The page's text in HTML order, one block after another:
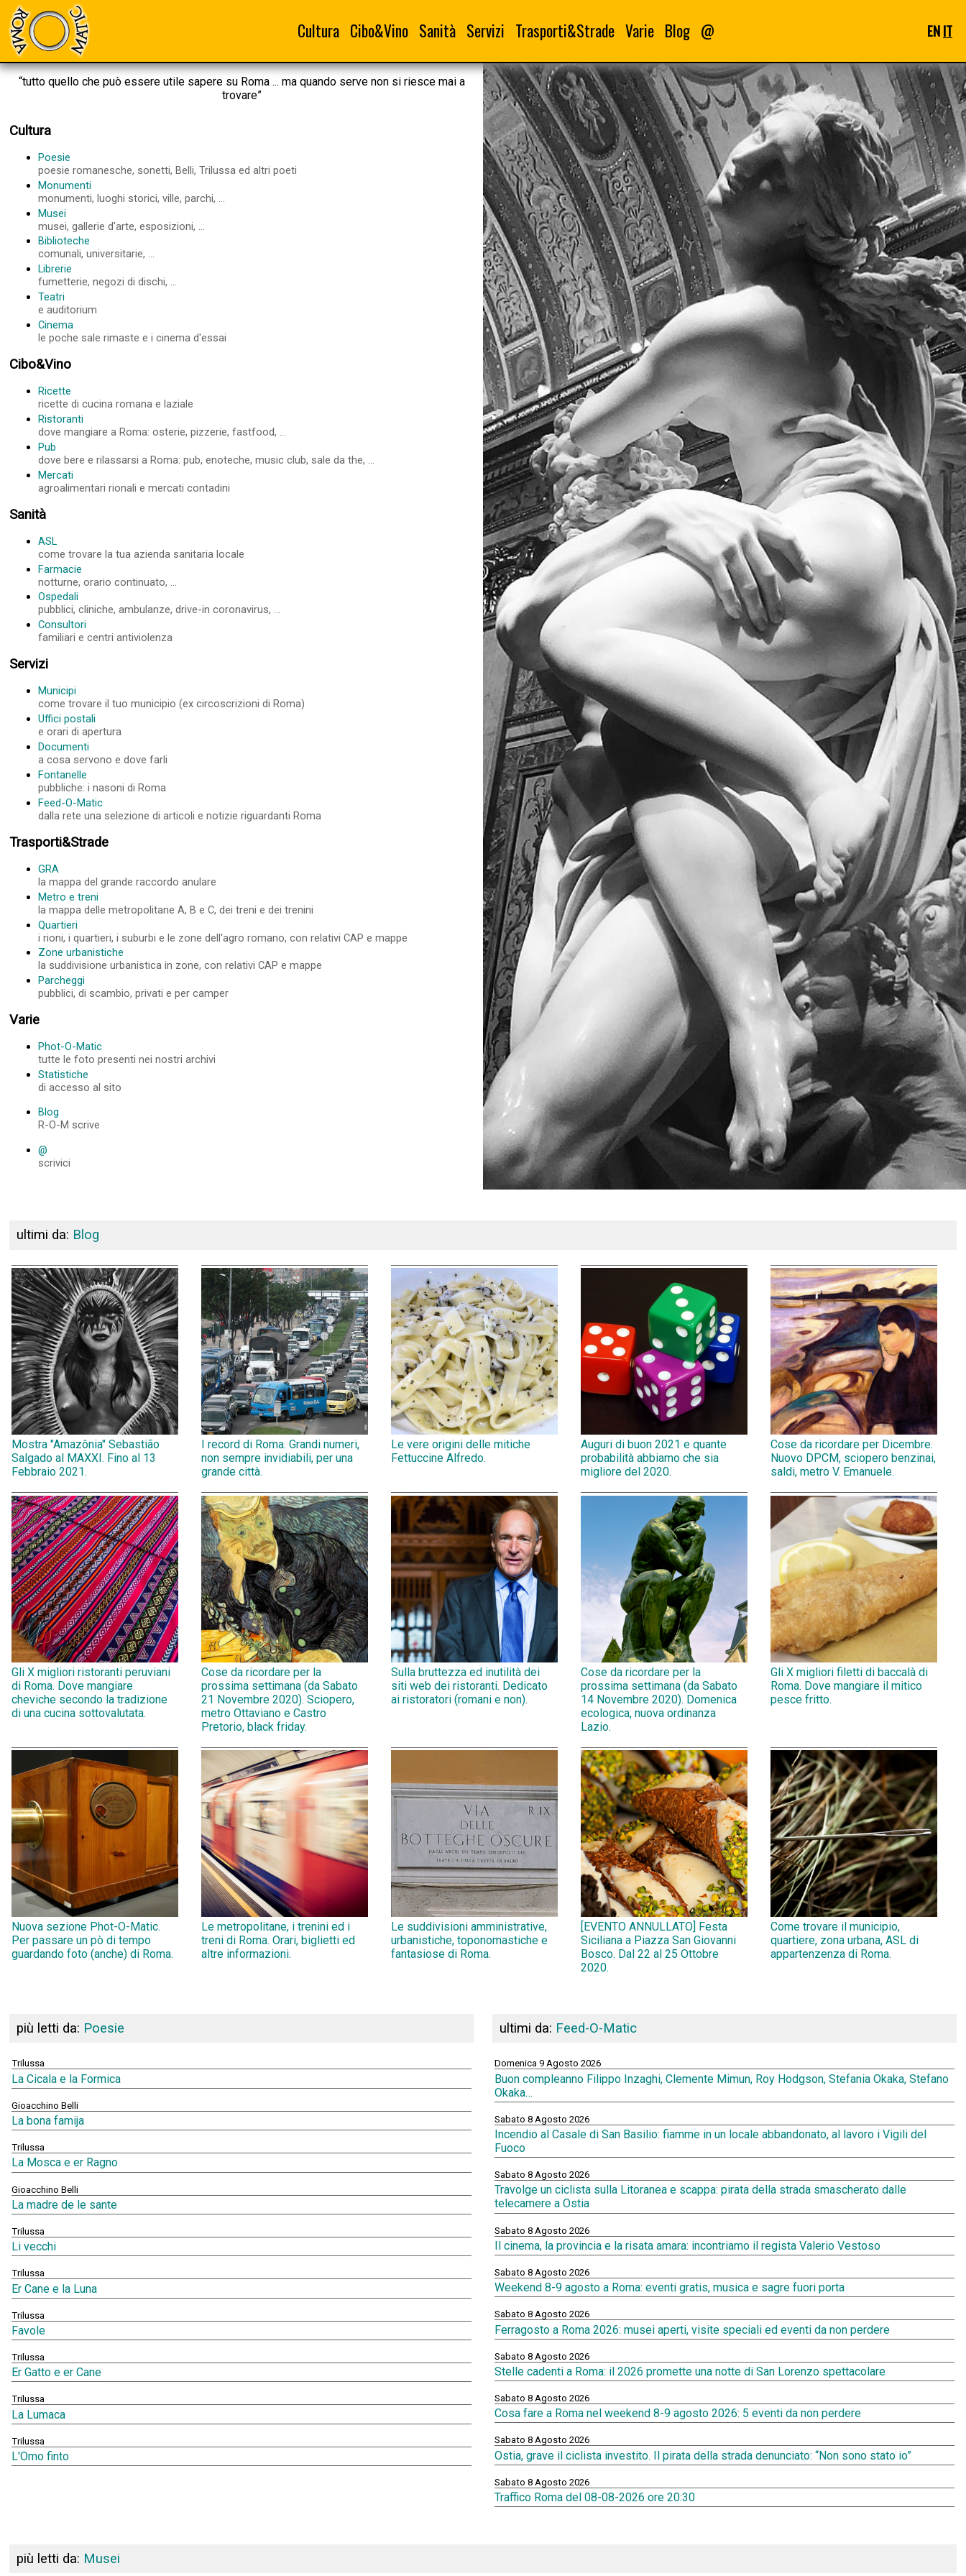
Cultura Cibo&Vino Sanità Servizi Trasporti&Strade Varie Blog @ ENIT
“tutto quello che può essere utile sapere su Roma ... ma quando serve non si riesce mai a
trovare”
Cultura
Poesie
poesie romanesche, sonetti, Belli, Trilussa ed altri poeti
Monumenti
monumenti, luoghi storici, ville, parchi, ...
Musei
musei, gallerie d'arte, esposizioni, ...
Biblioteche
comunali, universitarie, ...
Librerie
fumetterie, negozi di dischi, ...
Teatri
e auditorium
Cinema
le poche sale rimaste e i cinema d'essai
Cibo&Vino
Ricette
ricette di cucina romana e laziale
Ristoranti
dove mangiare a Roma: osterie, pizzerie, fastfood, ...
Pub
dove bere e rilassarsi a Roma: pub, enoteche, music club, sale da the, ...
Mercati
agroalimentari rionali e mercati contadini
Sanità
ASL
come trovare la tua azienda sanitaria locale
Farmacie
notturne, orario continuato, ...
Ospedali
pubblici, cliniche, ambulanze, drive-in coronavirus, ...
Consultori
familiari e centri antiviolenza
Servizi
Municipi
come trovare il tuo municipio (ex circoscrizioni di Roma)
Uffici postali
e orari di apertura
Documenti
a cosa servono e dove farli
Fontanelle
pubbliche: i nasoni di Roma
Feed-O-Matic
dalla rete una selezione di articoli e notizie riguardanti Roma
Trasporti&Strade
GRA
la mappa del grande raccordo anulare
Metro e treni
la mappa delle metropolitane A, B e C, dei treni e dei trenini
Quartieri
i rioni, i quartieri, i suburbi e le zone dell'agro romano, con relativi CAP e mappe
Zone urbanistiche
la suddivisione urbanistica in zone, con relativi CAP e mappe
Parcheggi
pubblici, di scambio, privati e per camper
Varie
Phot-O-Matic
tutte le foto presenti nei nostri archivi
Statistiche
di accesso al sito
Blog
R-O-M scrive
@
scrivici
ultimi da: Blog
Mostra "Amazônia" Sebastião
Salgado al MAXXI. Fino al 13
Febbraio 2021.
I record di Roma. Grandi numeri,
non sempre invidiabili, per una
grande città.
Le vere origini delle mitiche
Fettuccine Alfredo.
Auguri di buon 2021 e quante
probabilità abbiamo che sia
migliore del 2020.
Cose da ricordare per Dicembre.
Nuovo DPCM, sciopero benzinai,
saldi, metro V. Emanuele.
Gli X migliori ristoranti peruviani
di Roma. Dove mangiare
cheviche secondo la tradizione
di una cucina sottovalutata.
Cose da ricordare per la
prossima settimana (da Sabato
21 Novembre 2020). Sciopero,
metro Ottaviano e Castro
Pretorio, black friday.
Sulla bruttezza ed inutilità dei
siti web dei ristoranti. Dedicato
ai ristoratori (romani e non).
Cose da ricordare per la
prossima settimana (da Sabato
14 Novembre 2020). Domenica
ecologica, nuova ordinanza
Lazio.
Gli X migliori filetti di baccalà di
Roma. Dove mangiare il mitico
pesce fritto.
Nuova sezione Phot-O-Matic.
Per passare un pò di tempo
guardando foto (anche) di Roma.
Le metropolitane, i trenini ed i
treni di Roma. Orari, biglietti ed
altre informazioni.
Le suddivisioni amministrative,
urbanistiche, toponomastiche e
fantasiose di Roma.
[EVENTO ANNULLATO] Festa
Siciliana a Piazza San Giovanni
Bosco. Dal 22 al 25 Ottobre
2020.
Come trovare il municipio,
quartiere, zona urbana, ASL di
appartenzenza di Roma.
più letti da: Poesie
Trilussa
La Cicala e la Formica
Gioacchino Belli
La bona famija
Trilussa
La Mosca e er Ragno
Gioacchino Belli
La madre de le sante
Trilussa
Li vecchi
Trilussa
Er Cane e la Luna
Trilussa
Favole
Trilussa
Er Gatto e er Cane
Trilussa
La Lumaca
Trilussa
L'Omo finto
ultimi da: Feed-O-Matic
Domenica 9 Agosto 2026
Buon compleanno Filippo Inzaghi, Clemente Mimun, Roy Hodgson, Stefania Okaka, Stefano
Okaka…
Sabato 8 Agosto 2026
Incendio al Casale di San Basilio: fiamme in un locale abbandonato, al lavoro i Vigili del
Fuoco
Sabato 8 Agosto 2026
Travolge un ciclista sulla Litoranea e scappa: pirata della strada smascherato dalle
telecamere a Ostia
Sabato 8 Agosto 2026
Il cinema, la provincia e la risata amara: incontriamo il regista Valerio Vestoso
Sabato 8 Agosto 2026
Weekend 8-9 agosto a Roma: eventi gratis, musica e sagre fuori porta
Sabato 8 Agosto 2026
Ferragosto a Roma 2026: musei aperti, visite speciali ed eventi da non perdere
Sabato 8 Agosto 2026
Stelle cadenti a Roma: il 2026 promette una notte di San Lorenzo spettacolare
Sabato 8 Agosto 2026
Cosa fare a Roma nel weekend 8-9 agosto 2026: 5 eventi da non perdere
Sabato 8 Agosto 2026
Ostia, grave il ciclista investito. Il pirata della strada denunciato: “Non sono stato io”
Sabato 8 Agosto 2026
Traffico Roma del 08-08-2026 ore 20:30
più letti da: Musei